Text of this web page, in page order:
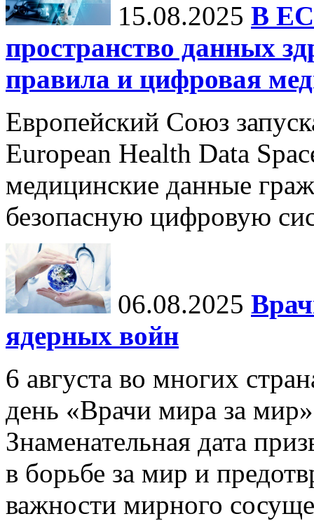
15.08.2025 В ЕС
пространство данных
правила и цифровая
Европейский Союз
European Health Data
медицинские данные
безопасную цифровую
06.08.2025
ядерных войн
6 августа во многих
день «Врачи мира за
Знаменательная дата
в борьбе за мир и
важности мирного